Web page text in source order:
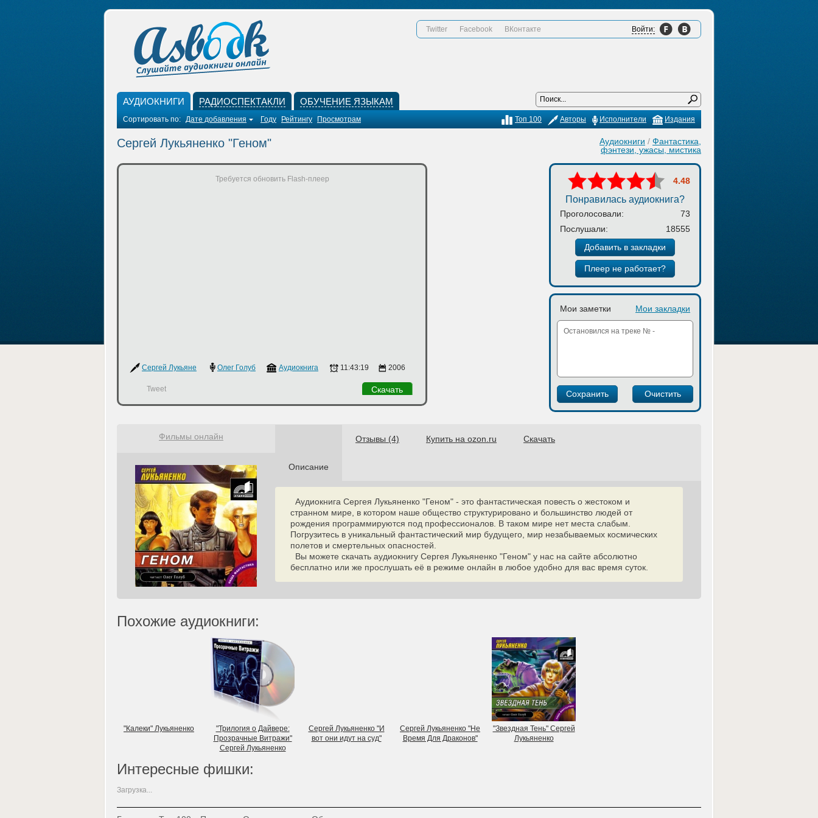
Twitter Facebook ВКонтакте Войти:
АУДИОКНИГИ РАДИОСПЕКТАКЛИ ОБУЧЕНИЕ ЯЗЫКАМ
Сортировать по: Дате добавления Году Рейтингу Просмотрам Издания
Исполнители
Авторы
Топ 100
Аудиокниги / Фантастика,
фэнтези, ужасы, мистика
Сергей Лукьяненко "Геном"
Требуется обновить Flash-плеер
Сергей Лукьяненко Олег Голуб Аудиокнига 11:43:19 2006
Tweet Скачать
4.48
Понравилась аудиокнига?
Проголосовали:
73
Послушали:
18555
Добавить в закладки
Плеер не работает?
Мои заметки Мои закладки
Описание
Отзывы (4) Купить на ozon.ru Скачать
Аудиокнига Сергея Лукьяненко "Геном" - это фантастическая повесть о жестоком и
странном мире, в котором наше общество структурировано и большинство людей от
рождения программируются под профессионалов. В таком мире нет места слабым.
Погрузитесь в уникальный фантастический мир будущего, мир незабываемых космических
полетов и смертельных опасностей.
Вы можете скачать аудиокнигу Сергея Лукьяненко "Геном" у нас на сайте абсолютно
бесплатно или же прослушать её в режиме онлайн в любое удобно для вас время суток.
Фильмы онлайн
Похожие аудиокниги:
"Калеки" Лукьяненко
"Трилогия о Дайвере:
Прозрачные Витражи"
Сергей Лукьяненко
Сергей Лукьяненко "И
вот они идут на суд"
Сергей Лукьяненко "Не
Время Для Драконов"
"Звездная Тень" Сергей
Лукьяненко
Интересные фишки:
Загрузка...